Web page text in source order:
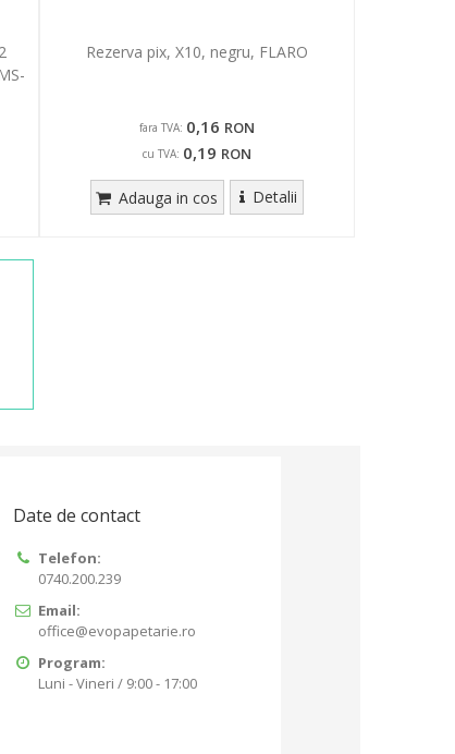
Rezerva pix, X10, negru, FLARO
fara TVA: 0,16 RON
cu TVA: 0,19 RON
Adauga in cos Detalii
Date de contact
Telefon:
0740.200.239
Email:
office@evopapetarie.ro
Program:
Luni - Vineri / 9:00 - 17:00